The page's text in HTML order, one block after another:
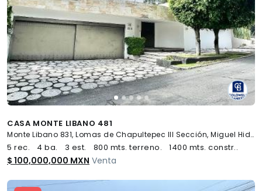
CASA MONTE LIBANO 481
Monte Libano 831, Lomas de Chapultepec III Sección, Miguel Hidalgo
5 rec. 4 ba. 3 est. 800 mts. terreno. 1400 mts. constr..
$ 100,000,000 MXN Venta
Slide 1 of 5